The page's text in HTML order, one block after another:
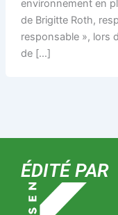
environnement en
de Brigitte Roth,
responsable », lors
de […]
ÉDITÉ PAR